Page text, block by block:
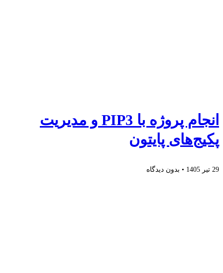
انجام پروژه با PIP3 و مدیریت
پکیج‌های پایتون
29 تیر 1405 بدون دیدگاه